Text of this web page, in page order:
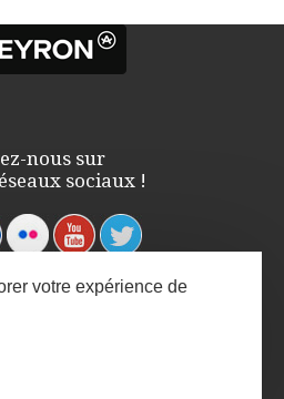
nous sur
sociaux !
votre expérience de